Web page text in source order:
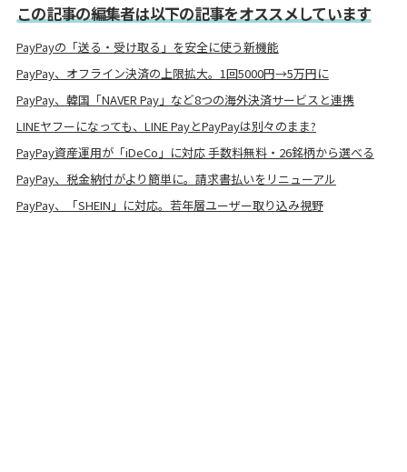
この記事の編集者は以下の記事をオススメしています
PayPayの「送る・受け取る」を安全に使う新機能
PayPay、オフライン決済の上限拡大。1回5000円→5万円に
PayPay、韓国「NAVER Pay」など8つの海外決済サービスと連携
LINEヤフーになっても、LINE PayとPayPayは別々のまま?
PayPay資産運用が「iDeCo」に対応 手数料無料・26銘柄から選べる
PayPay、税金納付がより簡単に。請求書払いをリニューアル
PayPay、「SHEIN」に対応。若年層ユーザー取り込み視野